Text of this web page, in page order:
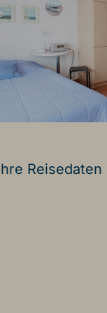
Reisedaten